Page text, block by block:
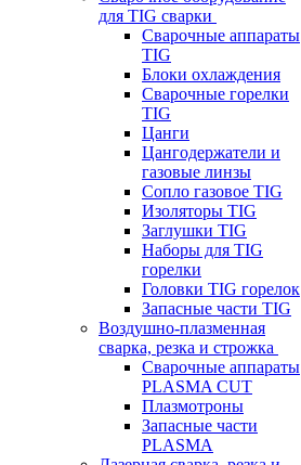
для TIG сварки
Сварочные аппараты
TIG
Блоки охлаждения
Сварочные горелки
TIG
Цанги
Цангодержатели и
газовые линзы
Сопло газовое TIG
Изоляторы TIG
Заглушки TIG
Наборы для TIG
горелки
Головки TIG горелок
Запасные части TIG
Воздушно-плазменная
сварка, резка и строжка
Сварочные аппараты
PLASMA CUT
Плазмотроны
Запасные части
PLASMA